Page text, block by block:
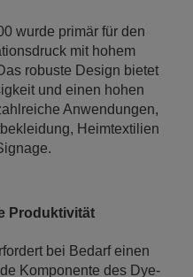
wurde primär für den
mit hohem
robuste Design bietet
und einen hohen
Anwendungen,
Heimtextilien
Produktivität
bei Bedarf einen
Komponente des Dye-